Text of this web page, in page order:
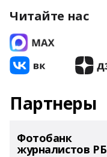
Читайте нас
Партнеры
Фотобанк
журналистов РБ